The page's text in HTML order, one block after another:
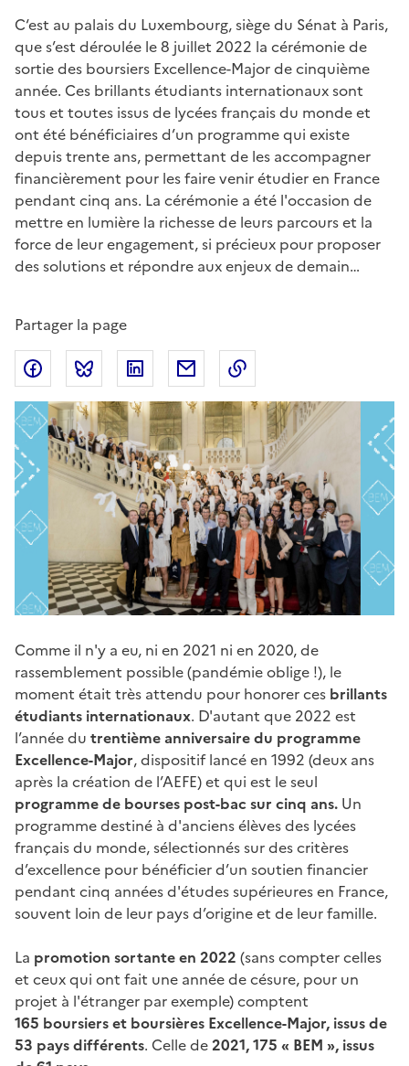
Chapo
C‘est au palais du Luxembourg, siège du Sénat à Paris,
que s’est déroulée le 8 juillet 2022 la cérémonie de
sortie des boursiers Excellence-Major de cinquième
année. Ces brillants étudiants internationaux sont
tous et toutes issus de lycées français du monde et
ont été bénéficiaires d’un programme qui existe
depuis trente ans, permettant de les accompagner
financièrement pour les faire venir étudier en France
pendant cinq ans. La cérémonie a été l'occasion de
mettre en lumière la richesse de leurs parcours et la
force de leur engagement, si précieux pour proposer
des solutions et répondre aux enjeux de demain…
Partager la page
Partager sur Facebook
Partager sur Bluesky
Partager sur LinkedIn
Partager par email
de
page
Comme il n'y a eu, ni en 2021 ni en 2020, de
rassemblement possible (pandémie oblige !), le
moment était très attendu pour honorer ces brillants
étudiants internationaux. D'autant que 2022 est
l’année du trentième anniversaire du programme
Excellence-Major, dispositif lancé en 1992 (deux ans
après la création de l’AEFE) et qui est le seul
programme de bourses post-bac sur cinq ans. Un
programme destiné à d'anciens élèves des lycées
français du monde, sélectionnés sur des critères
d’excellence pour bénéficier d’un soutien financier
pendant cinq années d'études supérieures en France,
souvent loin de leur pays d’origine et de leur famille.
La promotion sortante en 2022 (sans compter celles
et ceux qui ont fait une année de césure, pour un
projet à l'étranger par exemple) comptent
165 boursiers et boursières Excellence-Major, issus de
53 pays différents. Celle de2021, 175 « BEM », issus